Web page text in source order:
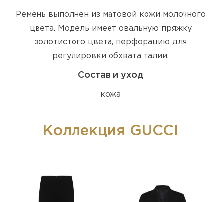
Ремень выполнен из матовой кожи молочного
цвета. Модель имеет овальную пряжку
золотистого цвета, перфорацию для
регулировки обхвата талии.
Состав и уход
кожа
Коллекция GUCCI